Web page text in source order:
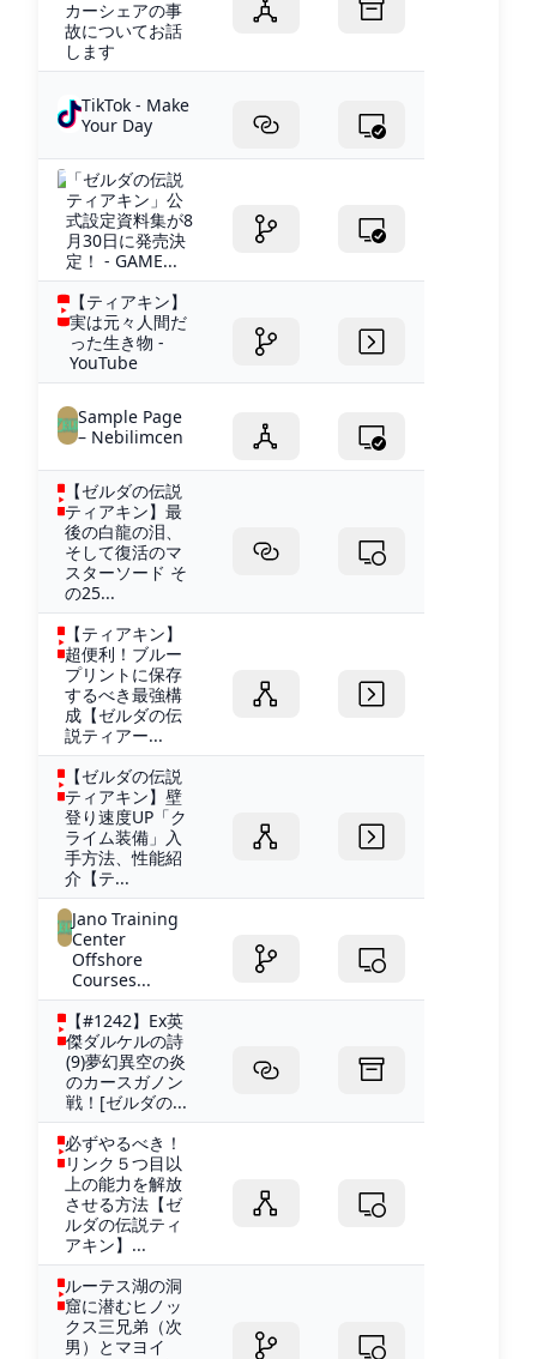
カーシェアの事
故についてお話
します
TikTok - Make
Your Day
「ゼルダの伝説
ティアキン」公
式設定資料集が8
月30日に発売決
定！ - GAME...
【ティアキン】
実は元々人間だ
った生き物 -
YouTube
Sample Page
– Nebilimcen
【ゼルダの伝説
ティアキン】最
後の白龍の泪、
そして復活のマ
スターソード そ
の25...
【ティアキン】
超便利！ブルー
プリントに保存
するべき最強構
成【ゼルダの伝
説ティアー...
【ゼルダの伝説
ティアキン】壁
登り速度UP「ク
ライム装備」入
手方法、性能紹
介【テ...
Jano Training
Center
Offshore
Courses...
【#1242】Ex英
傑ダルケルの詩
(9)夢幻異空の炎
のカースガノン
戦！[ゼルダの...
必ずやるべき！
リンク５つ目以
上の能力を解放
させる方法【ゼ
ルダの伝説ティ
アキン】...
ルーテス湖の洞
窟に潜むヒノッ
クス三兄弟（次
男）とマヨイ